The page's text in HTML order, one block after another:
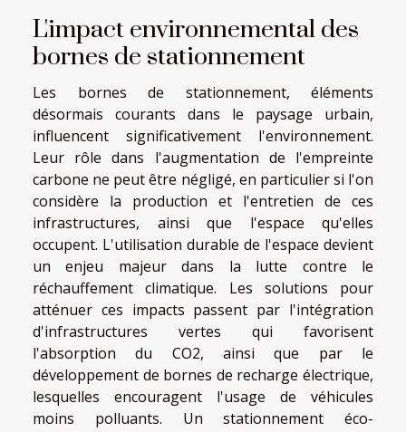
L'impact environnemental des
bornes de stationnement
Les bornes de stationnement, éléments
désormais courants dans le paysage urbain,
influencent significativement l'environnement.
Leur rôle dans l'augmentation de l'empreinte
carbone ne peut être négligé, en particulier si l'on
considère la production et l'entretien de ces
infrastructures, ainsi que l'espace qu'elles
occupent. L'utilisation durable de l'espace devient
un enjeu majeur dans la lutte contre le
réchauffement climatique. Les solutions pour
atténuer ces impacts passent par l'intégration
d'infrastructures vertes qui favorisent
l'absorption du CO2, ainsi que par le
développement de bornes de recharge électrique,
lesquelles encouragent l'usage de véhicules
moins polluants. Un stationnement éco-